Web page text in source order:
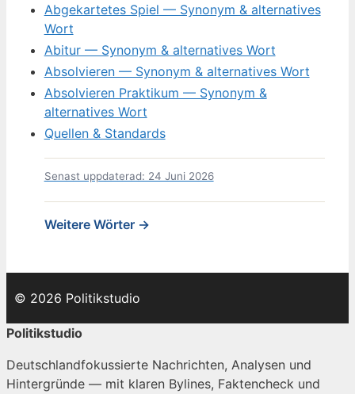
Abgekartetes Spiel — Synonym & alternatives
Wort
Abitur — Synonym & alternatives Wort
Absolvieren — Synonym & alternatives Wort
Absolvieren Praktikum — Synonym &
alternatives Wort
Quellen & Standards
Senast uppdaterad: 24 Juni 2026
Weitere Wörter →
© 2026 Politikstudio
Politikstudio
Deutschlandfokussierte Nachrichten, Analysen und
Hintergründe — mit klaren Bylines, Faktencheck und